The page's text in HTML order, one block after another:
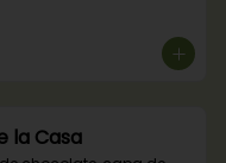
la Casa